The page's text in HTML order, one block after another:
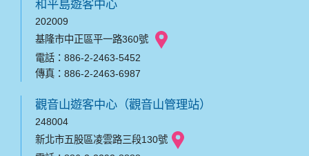
和平島遊客中心
202009
基隆市中正區平一路360號
電話：886-2-2463-5452
傳真：886-2-2463-6987
觀音山遊客中心（觀音山管理站）
248004
新北市五股區凌雲路三段130號